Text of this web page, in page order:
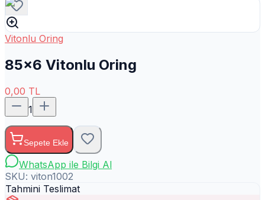
Vitonlu Oring
85x6 Vitonlu Oring
0,00 TL
1
Sepete Ekle
WhatsApp ile Bilgi Al
SKU: viton1002
Tahmini Teslimat